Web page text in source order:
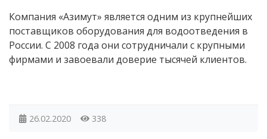
Компания «Азимут» является одним из крупнейших
поставщиков оборудования для водоотведения в
России. С 2008 года они сотрудничали с крупными
фирмами и завоевали доверие тысячей клиентов.
26.02.2020 338